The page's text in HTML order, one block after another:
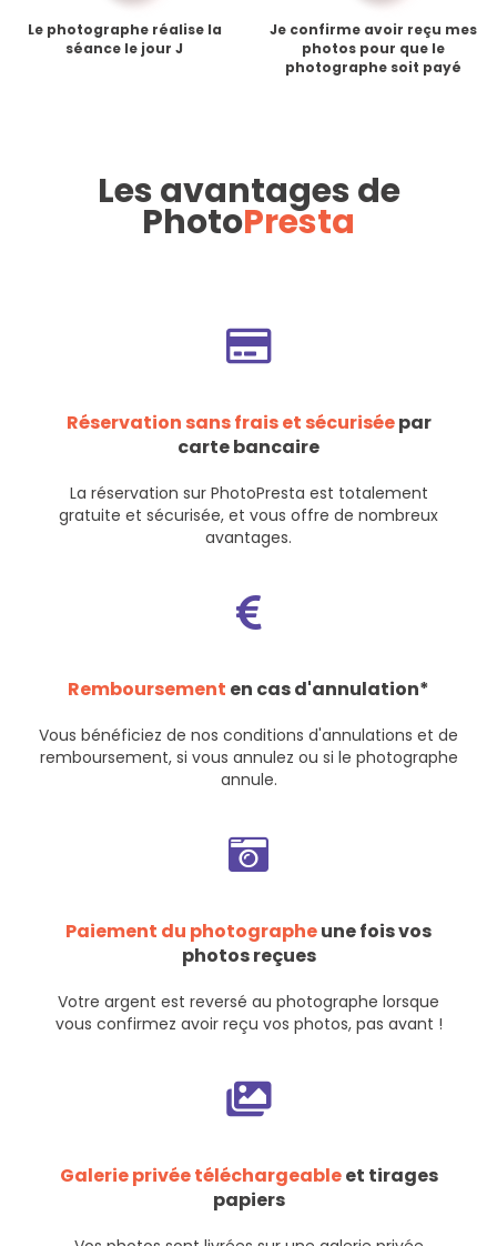
Le photographe réalise la
séance le jour J
Je confirme avoir reçu mes
photos pour que le
photographe soit payé
Les avantages de
PhotoPresta
Réservation sans frais et sécuriséepar
carte bancaire
La réservation sur PhotoPresta est totalement
gratuite et sécurisée, et vous offre de nombreux
avantages.
Remboursement en cas d'annulation*
Vous bénéficiez de nos conditions d'annulations et de
remboursement, si vous annulez ou si le photographe
annule.
Paiement du photographeune fois vos
photos reçues
Votre argent est reversé au photographe lorsque
vous confirmez avoir reçu vos photos, pas avant !
Galerie privée téléchargeableet tirages
papiers